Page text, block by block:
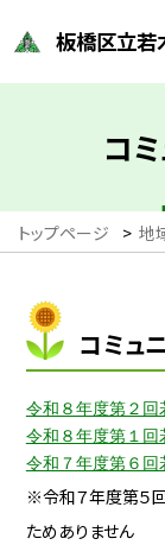
板橋区立若
コ
トップページ > 地
コミュ
令和８年度第２回
令和８年度第１回
令和７年度第６回
※令和７年度第５
ためありません